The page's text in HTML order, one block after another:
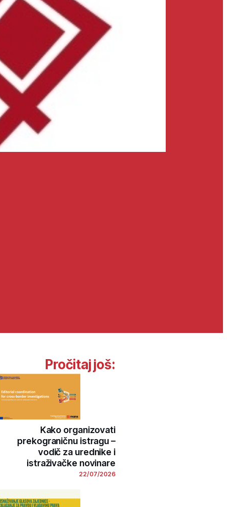
Pročitaj još:
Kako organizovati
prekograničnu istragu –
vodič za urednike i
istraživačke novinare
22/07/2026